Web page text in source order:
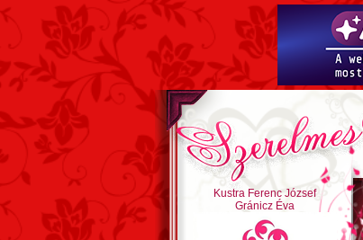
Kustra Ferenc József
Gránicz Éva